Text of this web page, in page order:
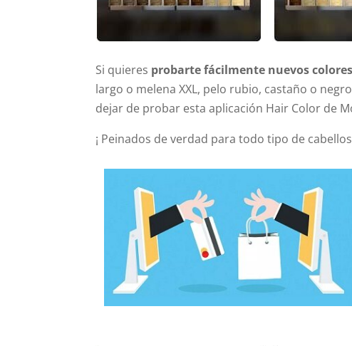
Si quieres probarte fácilmente nuevos
largo o melena XXL, pelo rubio, castaño o
dejar de probar esta aplicación Hair Color de
¡ Peinados de verdad para todo tipo de